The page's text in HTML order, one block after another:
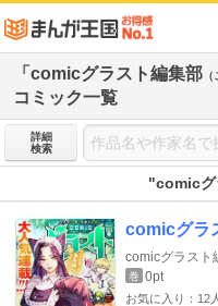
「comicグラスト編集部
コミック一覧
詳細
検索
"comicグ
comicグラ
comicグラスト
巻 0pt
お気に入り：12人